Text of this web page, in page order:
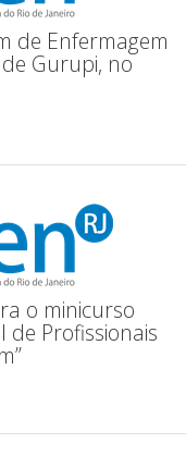
de Enfermagem
Gurupi, no
o minicurso
de Profissionais